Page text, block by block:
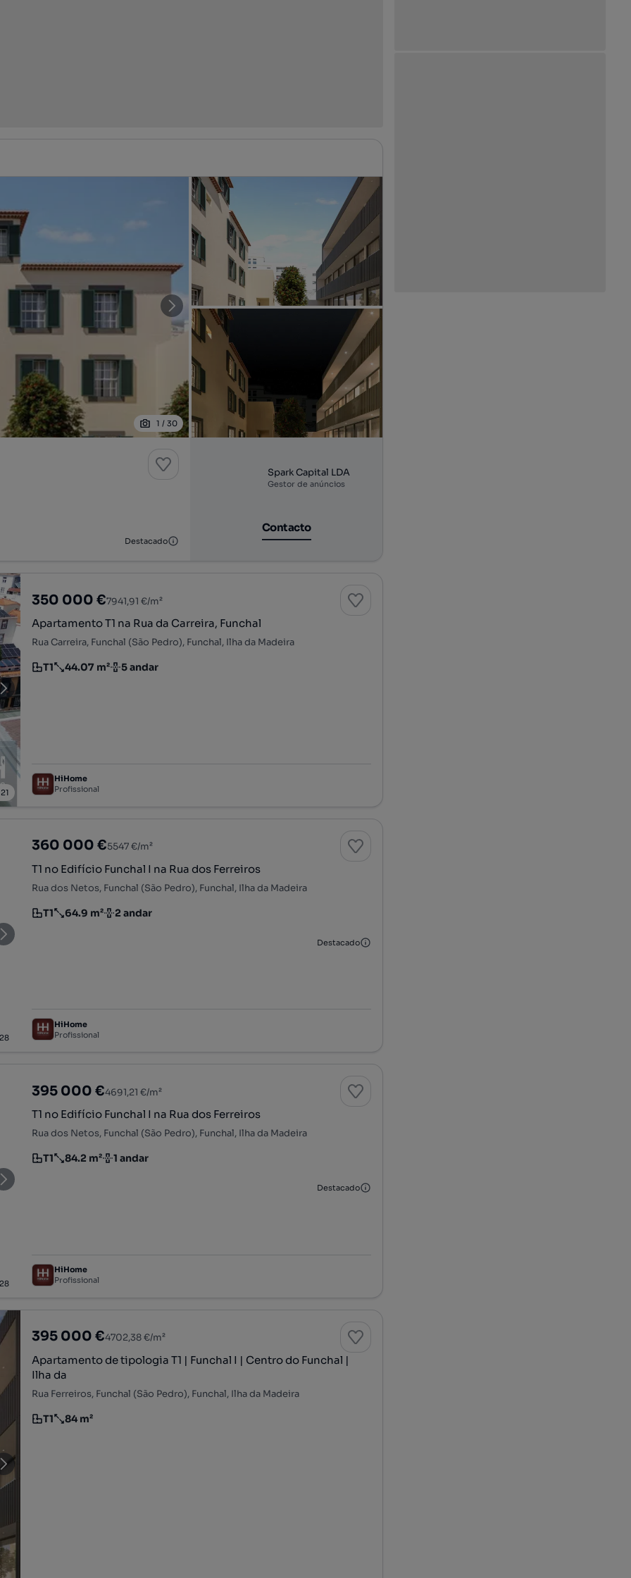
1 / 30
Destacado
Spark Capital LDA
Gestor de anúncios
Contacto
21
350 000 €7941,91 €/m²
Apartamento T1 na Rua da Carreira, Funchal
Rua Carreira, Funchal (São Pedro), Funchal, Ilha da Madeira
Tipologia
T1
Preço por metro quadrado
44.07 m²
Andar 5 andar
HiHome
Profissional
28
360 000 €5547 €/m²
T1 no Edifício Funchal I na Rua dos Ferreiros
Rua dos Netos, Funchal (São Pedro), Funchal, Ilha da Madeira
Tipologia
T1
Preço por metro quadrado
64.9 m²
Andar 2 andar
Destacado
HiHome
Profissional
28
395 000 €4691,21 €/m²
T1 no Edifício Funchal I na Rua dos Ferreiros
Rua dos Netos, Funchal (São Pedro), Funchal, Ilha da Madeira
Tipologia
T1
Preço por metro quadrado
84.2 m²
Andar 1 andar
Destacado
HiHome
Profissional
395 000 €4702,38 €/m²
Apartamento de tipologia T1 | Funchal I | Centro do Funchal |
Ilha da
Rua Ferreiros, Funchal (São Pedro), Funchal, Ilha da Madeira
Tipologia
T1
Preço por metro quadrado
84 m²